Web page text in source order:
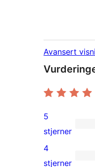
Avansert
3
5-
star
5
stjerner
0
4
stjerner